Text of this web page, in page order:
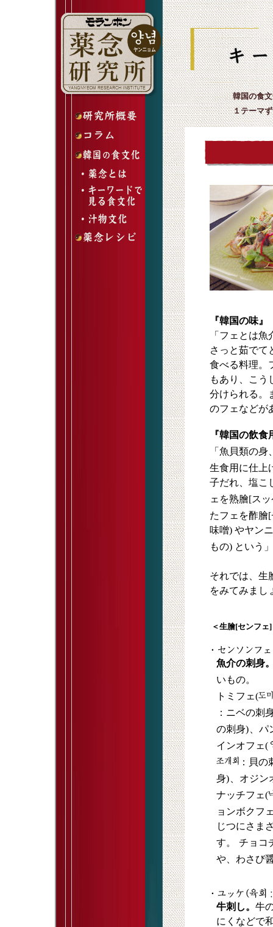
韓国の食
１テーマ
『韓国の味
「フェとは
さっと茹でて
食べる料理。
もあり、こう
分けられる。
のフェなどが
『韓国の飲
「魚貝類の
生食用に仕上
子だれ、塩こ
ェを熟膾[ス
たフェを酢膾
味噌) やヤン
もの) という
それでは、生
をみてみまし
＜生膾[センフェ
魚介の刺身
いもの。
トミフェ(
：ニベの刺
の刺身) 、
インオフェ(
：貝の
身) 、オジン
ナッチフェ(
ョンボクフ
じつにさま
す。
チョコ
や、わさび
牛刺し。 牛
にくなどで